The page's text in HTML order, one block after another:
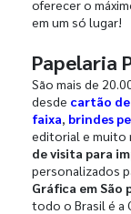
oferecer o
em um só lugar!
Papelaria
São mais de
desde cartão
faixa, brindes
editorial e muito
de visita para
personalizados
Gráfica em São
todo o Brasil é a